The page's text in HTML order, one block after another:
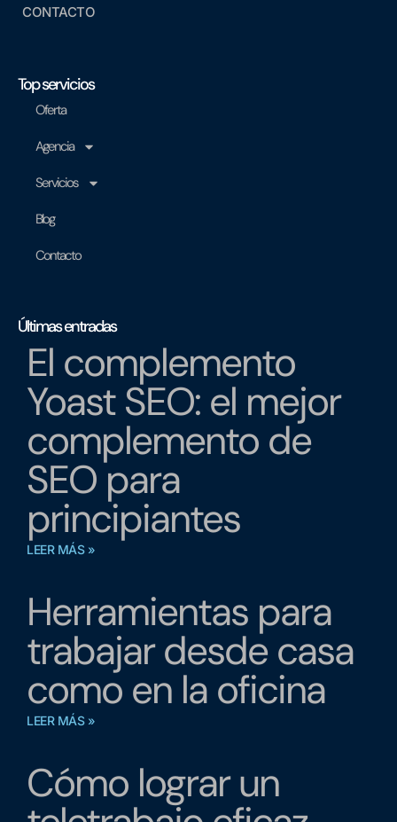
CONTACTO
Top servicios
Oferta
Agencia
Servicios
Blog
Contacto
Últimas entradas
El complemento
Yoast SEO: el mejor
complemento de
SEO para
principiantes
LEER MÁS »
Herramientas para
trabajar desde casa
como en la oficina
LEER MÁS »
Cómo lograr un